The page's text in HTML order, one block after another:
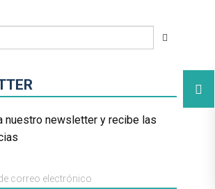
nuestro newsletter y recibe las